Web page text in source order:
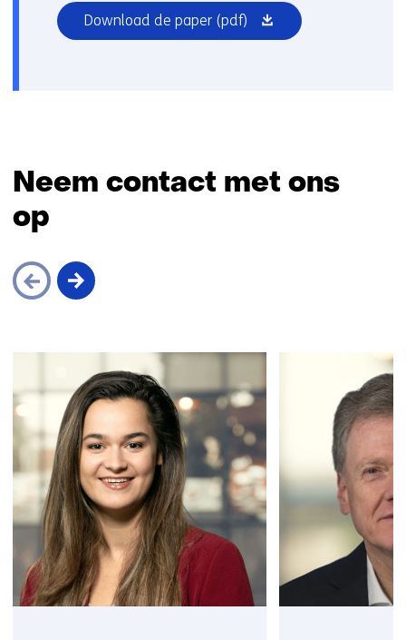
Download de paper (pdf) (opent
in
Neem contact met ons
op
navigatie
over
(Neem
contact
met
ons
op)